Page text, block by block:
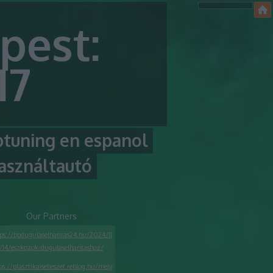
en espanol
Our Partners
bpdugulaselharitas24.hu/2024/11
/14/eszkozok-dugulaselharitashoz/
plasztikaisebeszet.reblog.hu/mely